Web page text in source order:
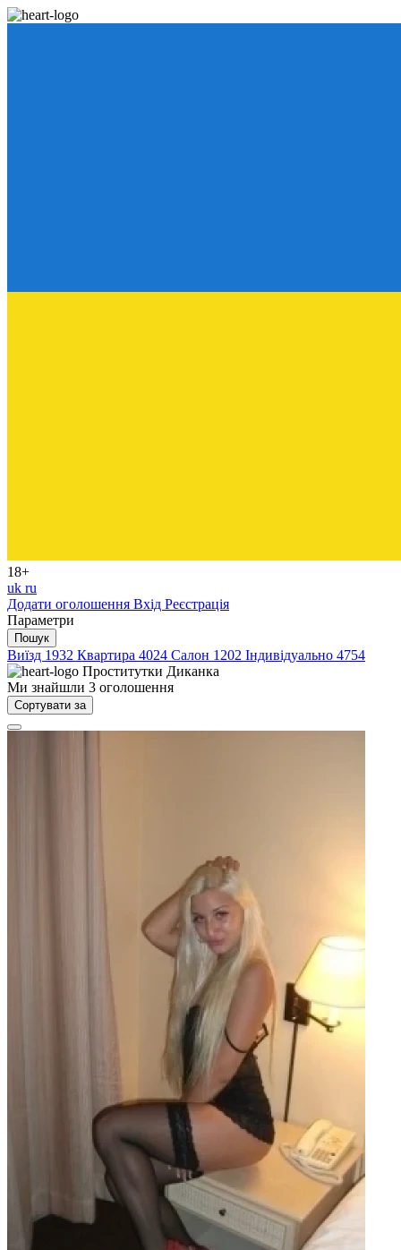
18+
uk ru
Додати оголошення Вхід Реєстрація
Параметри
Пошук
Виїзд 1932 Квартира 4024 Салон 1202 Індивідуально 4754
Проститутки Диканка
Ми знайшли 3 оголошення
Сортувати за